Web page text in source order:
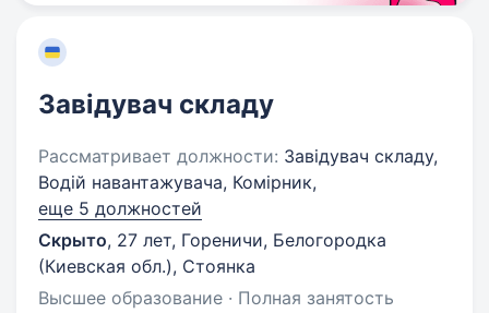
Завідувач складу
Рассматривает должности: Завідувач складу,
Водій навантажувача, Комірник,
еще 5 должностей
Скрыто, 27 лет, Гореничи, Белогородка
(Киевская обл.), Стоянка
Высшее образование · Полная занятость